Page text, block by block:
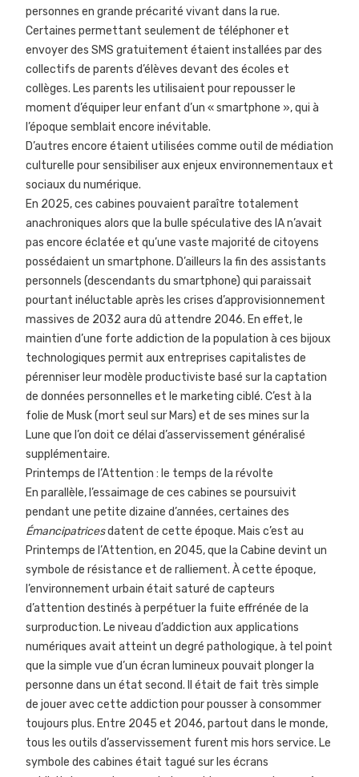
personnes en grande précarité vivant dans la rue.
Certaines permettant seulement de téléphoner et
envoyer des SMS gratuitement étaient installées par des
collectifs de parents d’élèves devant des écoles et
collèges. Les parents les utilisaient pour repousser le
moment d’équiper leur enfant d’un « smartphone », qui à
l’époque semblait encore inévitable.
D’autres encore étaient utilisées comme outil de médiation
culturelle pour sensibiliser aux enjeux environnementaux et
sociaux du numérique.
En 2025, ces cabines pouvaient paraître totalement
anachroniques alors que la bulle spéculative des IA n’avait
pas encore éclatée et qu’une vaste majorité de citoyens
possédaient un smartphone. D’ailleurs la fin des assistants
personnels (descendants du smartphone) qui paraissait
pourtant inéluctable après les crises d’approvisionnement
massives de 2032 aura dû attendre 2046. En effet, le
maintien d’une forte addiction de la population à ces bijoux
technologiques permit aux entreprises capitalistes de
pérenniser leur modèle productiviste basé sur la captation
de données personnelles et le marketing ciblé. C’est à la
folie de Musk (mort seul sur Mars) et de ses mines sur la
Lune que l’on doit ce délai d’asservissement généralisé
supplémentaire.
Printemps de l’Attention : le temps de la révolte
En parallèle, l’essaimage de ces cabines se poursuivit
pendant une petite dizaine d’années, certaines des
Émancipatricesdatent de cette époque. Mais c’est au
Printemps de l’Attention, en 2045, que la Cabine devint un
symbole de résistance et de ralliement. À cette époque,
l’environnement urbain était saturé de capteurs
d’attention destinés à perpétuer la fuite effrénée de la
surproduction. Le niveau d’addiction aux applications
numériques avait atteint un degré pathologique, à tel point
que la simple vue d’un écran lumineux pouvait plonger la
personne dans un état second. Il était de fait très simple
de jouer avec cette addiction pour pousser à consommer
toujours plus. Entre 2045 et 2046, partout dans le monde,
tous les outils d’asservissement furent mis hors service. Le
symbole des cabines était tagué sur les écrans